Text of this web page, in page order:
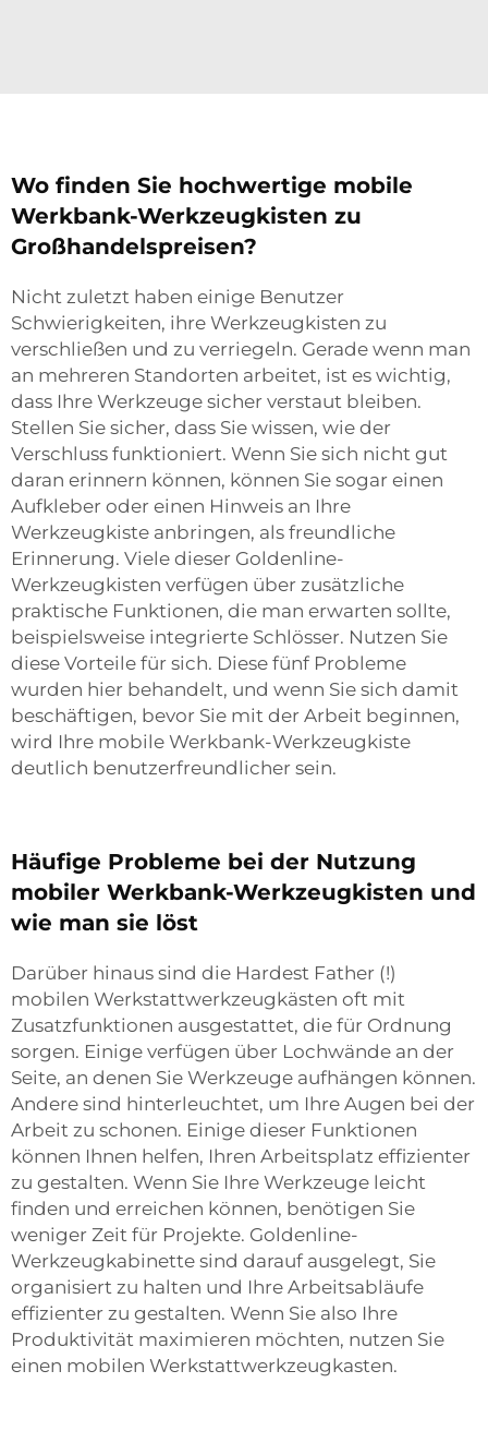
Wo finden Sie hochwertige mobile
Werkbank-Werkzeugkisten zu
Großhandelspreisen?
Nicht zuletzt haben einige Benutzer
Schwierigkeiten, ihre Werkzeugkisten zu
verschließen und zu verriegeln. Gerade wenn man
an mehreren Standorten arbeitet, ist es wichtig,
dass Ihre Werkzeuge sicher verstaut bleiben.
Stellen Sie sicher, dass Sie wissen, wie der
Verschluss funktioniert. Wenn Sie sich nicht gut
daran erinnern können, können Sie sogar einen
Aufkleber oder einen Hinweis an Ihre
Werkzeugkiste anbringen, als freundliche
Erinnerung. Viele dieser Goldenline-
Werkzeugkisten verfügen über zusätzliche
praktische Funktionen, die man erwarten sollte,
beispielsweise integrierte Schlösser. Nutzen Sie
diese Vorteile für sich. Diese fünf Probleme
wurden hier behandelt, und wenn Sie sich damit
beschäftigen, bevor Sie mit der Arbeit beginnen,
wird Ihre mobile Werkbank-Werkzeugkiste
deutlich benutzerfreundlicher sein.
Häufige Probleme bei der Nutzung
mobiler Werkbank-Werkzeugkisten und
wie man sie löst
Darüber hinaus sind die Hardest Father (!)
mobilen Werkstattwerkzeugkästen oft mit
Zusatzfunktionen ausgestattet, die für Ordnung
sorgen. Einige verfügen über Lochwände an der
Seite, an denen Sie Werkzeuge aufhängen können.
Andere sind hinterleuchtet, um Ihre Augen bei der
Arbeit zu schonen. Einige dieser Funktionen
können Ihnen helfen, Ihren Arbeitsplatz effizienter
zu gestalten. Wenn Sie Ihre Werkzeuge leicht
finden und erreichen können, benötigen Sie
weniger Zeit für Projekte. Goldenline-
Werkzeugkabinette sind darauf ausgelegt, Sie
organisiert zu halten und Ihre Arbeitsabläufe
effizienter zu gestalten. Wenn Sie also Ihre
Produktivität maximieren möchten, nutzen Sie
einen mobilen Werkstattwerkzeugkasten.